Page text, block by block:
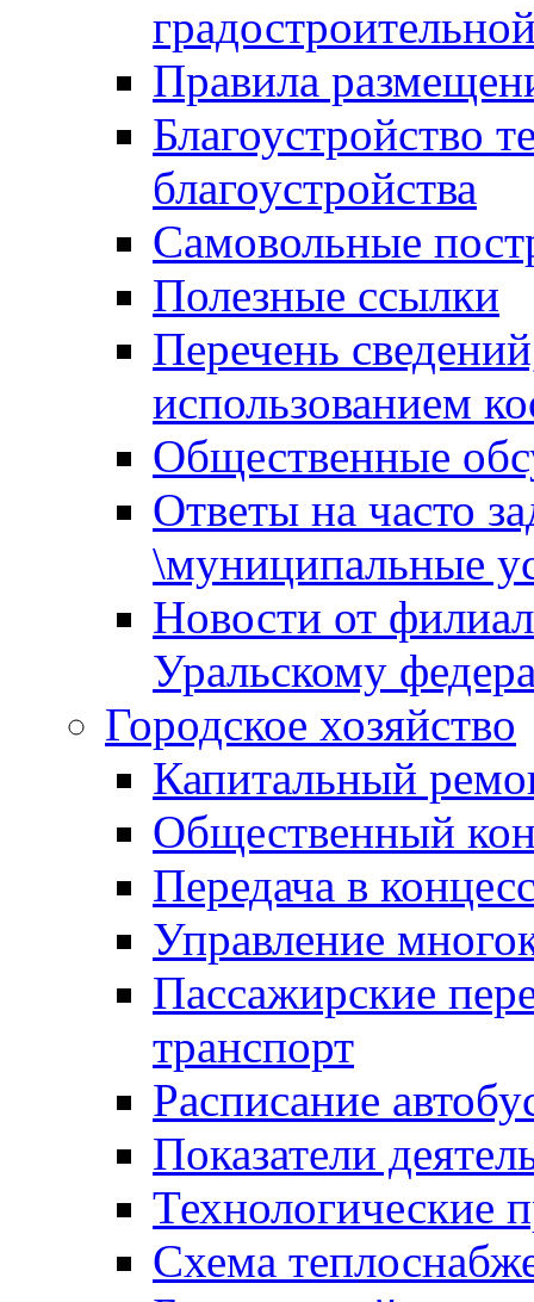
Правила
Благоустройство
благоустройства
Самовольные
Полезные ссылки
Перечень
использованием
Общественные
Ответы на часто
\муниципальные
Новости от
Уральскому
Городское хозяйство
Капитальный
Общественный
Передача в
Управление
Пассажирские
транспорт
Расписание
Показатели
Технологические
Схема